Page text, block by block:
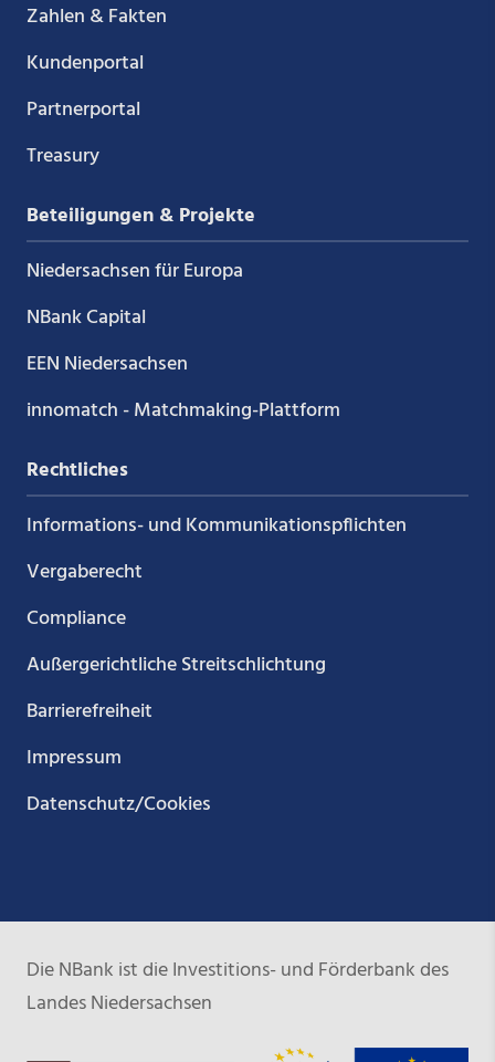
Zahlen & Fakten
Kundenportal
Partnerportal
Treasury
Beteiligungen & Projekte
Niedersachsen für Europa
NBank Capital
EEN Niedersachsen
innomatch - Matchmaking-Plattform
Rechtliches
Informations- und Kommunikations­pflichten
Vergaberecht
Compliance
Außergerichtliche Streitschlichtung
Barrierefreiheit
Impressum
Datenschutz/Cookies
Die NBank ist die Investitions- und Förderbank des
Landes Niedersachsen